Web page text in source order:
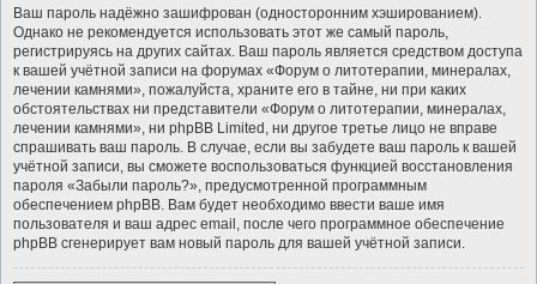
Ваш пароль надёжно зашифрован (односторонним хэшированием).
Однако не рекомендуется использовать этот же самый пароль,
регистрируясь на других сайтах. Ваш пароль является средством доступа
к вашей учётной записи на форумах «Форум о литотерапии, минералах,
лечении камнями», пожалуйста, храните его в тайне, ни при каких
обстоятельствах ни представители «Форум о литотерапии, минералах,
лечении камнями», ни phpBB Limited, ни другое третье лицо не вправе
спрашивать ваш пароль. В случае, если вы забудете ваш пароль к вашей
учётной записи, вы сможете воспользоваться функцией восстановления
пароля «Забыли пароль?», предусмотренной программным
обеспечением phpBB. Вам будет необходимо ввести ваше имя
пользователя и ваш адрес email, после чего программное обеспечение
phpBB сгенерирует вам новый пароль для вашей учётной записи.